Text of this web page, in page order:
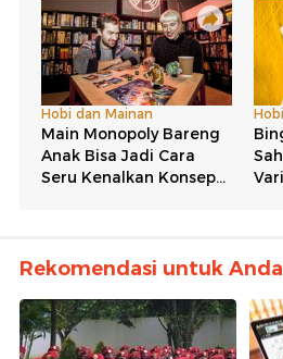
Rekomendasi untuk Anda